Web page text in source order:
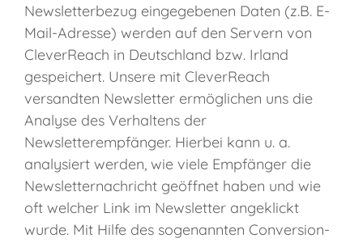
Newsletterbezug eingegebenen Daten (z.B. E-
Mail-Adresse) werden auf den Servern von
CleverReach in Deutschland bzw. Irland
gespeichert. Unsere mit CleverReach
versandten Newsletter ermöglichen uns die
Analyse des Verhaltens der
Newsletterempfänger. Hierbei kann u. a.
analysiert werden, wie viele Empfänger die
Newsletternachricht geöffnet haben und wie
oft welcher Link im Newsletter angeklickt
wurde. Mit Hilfe des sogenannten Conversion-